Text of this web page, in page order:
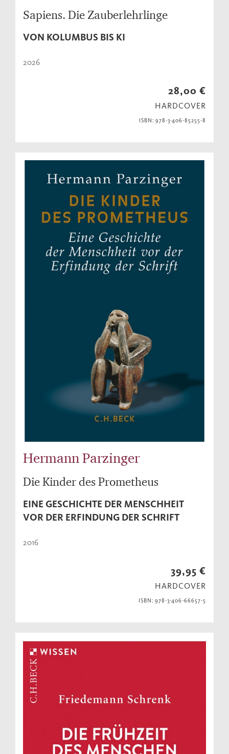
Sapiens. Die Zauberlehrlinge
VON KOLUMBUS BIS KI
2026
28,00 €
HARDCOVER
ISBN: 978-3-406-85255-8
Hermann Parzinger
Die Kinder des Prometheus
EINE GESCHICHTE DER MENSCHHEIT
VOR DER ERFINDUNG DER SCHRIFT
2016
39,95 €
HARDCOVER
ISBN: 978-3-406-66657-5